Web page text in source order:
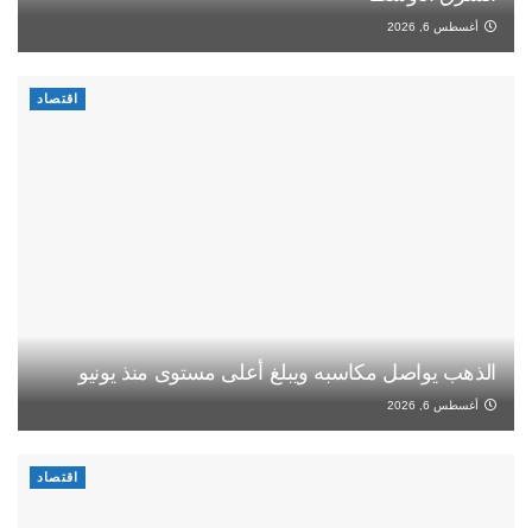
أغسطس 6, 2026
اقتصاد
الذهب يواصل مكاسبه ويبلغ أعلى مستوى منذ يونيو
أغسطس 6, 2026
اقتصاد